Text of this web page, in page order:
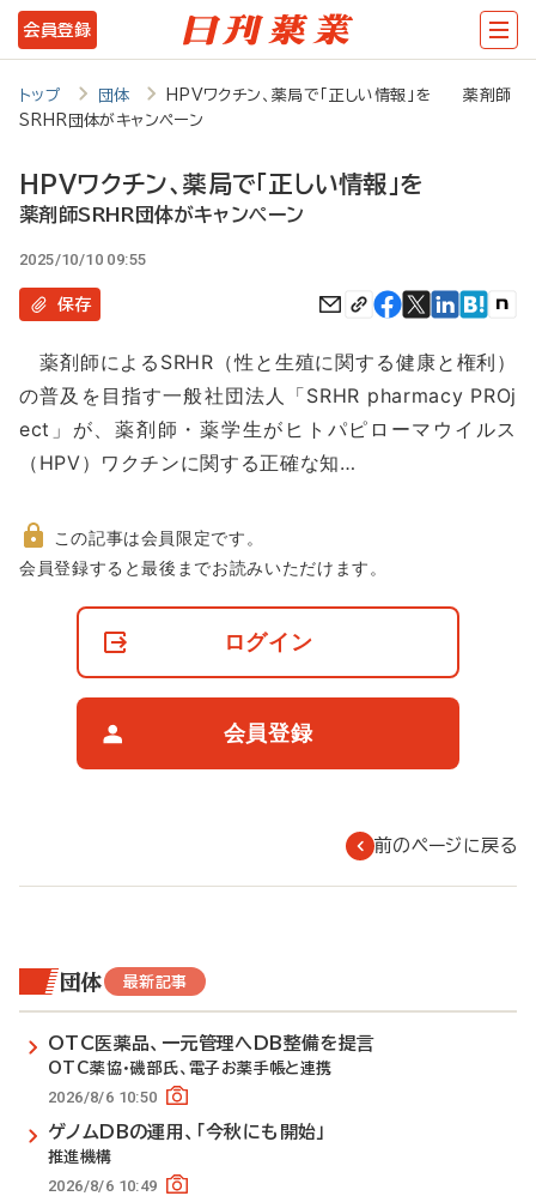
メ
イ
テ
ツ
に
動
会員登録
トップ 団体
HPVワクチン、薬局で「正しい情報」を 薬剤師
SRHR団体がキャンペーン
HPVワクチン、薬局で「正しい情報」を
薬剤師SRHR団体がキャンペーン
2025/10/10 09:55
保存
薬剤師によるSRHR（性と生殖に関する健康と権利）
の普及を目指す一般社団法人「SRHR pharmacy PROj
ect」が、薬剤師・薬学生がヒトパピローマウイルス
（HPV）ワクチンに関する正確な知…
非
この記事は会員限定です。
会員登録すると最後までお読みいただけます。
ログイン
会員登録
前のページに戻る
団体 最新記事
OTC医薬品、一元管理へDB整備を提言
OTC薬協・磯部氏、電子お薬手帳と連携
2026/8/6 10:50
ゲノムDBの運用、「今秋にも開始」
推進機構
2026/8/6 10:49